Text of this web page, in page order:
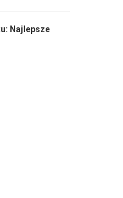
Najlepsze